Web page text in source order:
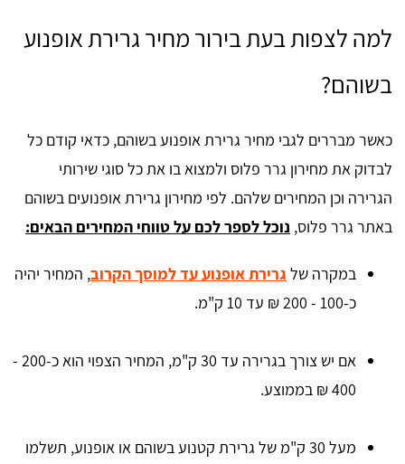
למה לצפות בעת בירור מחיר גרירת אופנוע
בשוהם?
כאשר מבררים לגבי מחיר גרירת אופנוע בשוהם, כדאי קודם כל
לבדוק את מחירון גרר פלוס ולמצוא בו את כל סוגי שירותי
הגרירה וכן המחירים שלהם. לפי מחירון גרירת אופנועים בשוהם
באתר גרר פלוס, נוכל לספר לכם על טווחי המחירים הבאים:
במקרה של גרירת אופנוע עד למוסך הקרוב, המחיר יהיה
כ-100 - 200 ₪ עד 10 ק"מ.
אם יש צורך בגרירה עד 30 ק"מ, המחיר הצפוי הוא כ-200 -
400 ₪ בממוצע.
מעל 30 ק"מ של גרירת קטנוע בשוהם או אופנוע, תשלמו